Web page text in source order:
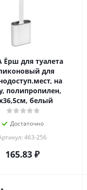
Ёрш для туалета
для
на
полипропилен,
белый
Достаточно
463-256
165.83₽